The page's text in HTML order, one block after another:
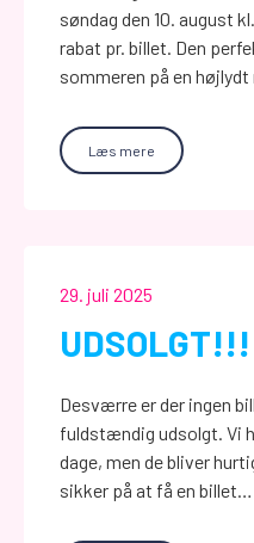
søndag den 10. august
rabat pr. billet. Den
sommeren på en
Læs mere
29. juli 2025
UDSOLGT!!!
Desværre er der ingen
fuldstændig udsolgt. Vi
dage, men de bliver
sikker på at få en billet…